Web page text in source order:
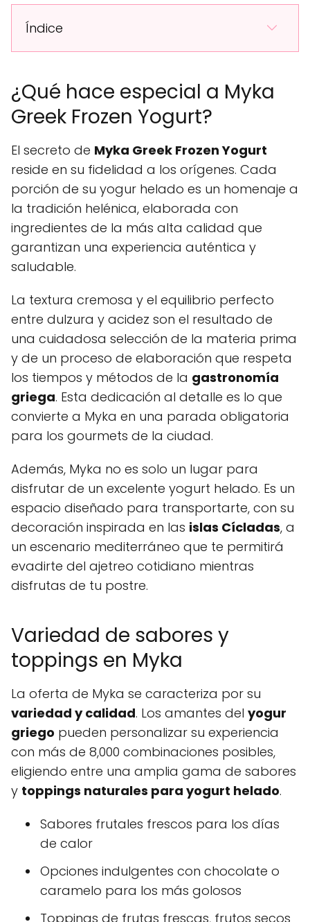
Índice
¿Qué hace especial a Myka
Greek Frozen Yogurt?
El secreto de Myka Greek Frozen Yogurt
reside en su fidelidad a los orígenes. Cada
porción de su yogur helado es un homenaje a
la tradición helénica, elaborada con
ingredientes de la más alta calidad que
garantizan una experiencia auténtica y
saludable.
La textura cremosa y el equilibrio perfecto
entre dulzura y acidez son el resultado de
una cuidadosa selección de la materia prima
y de un proceso de elaboración que respeta
los tiempos y métodos de la gastronomía
griega. Esta dedicación al detalle es lo que
convierte a Myka en una parada obligatoria
para los gourmets de la ciudad.
Además, Myka no es solo un lugar para
disfrutar de un excelente yogurt helado. Es un
espacio diseñado para transportarte, con su
decoración inspirada en las islas Cícladas, a
un escenario mediterráneo que te permitirá
evadirte del ajetreo cotidiano mientras
disfrutas de tu postre.
Variedad de sabores y
toppings en Myka
La oferta de Myka se caracteriza por su
variedad y calidad. Los amantes del yogur
griego pueden personalizar su experiencia
con más de 8,000 combinaciones posibles,
eligiendo entre una amplia gama de sabores
y toppings naturales para yogurt helado.
Sabores frutales frescos para los días
de calor
Opciones indulgentes con chocolate o
caramelo para los más golosos
Toppings de frutas frescas, frutos secos